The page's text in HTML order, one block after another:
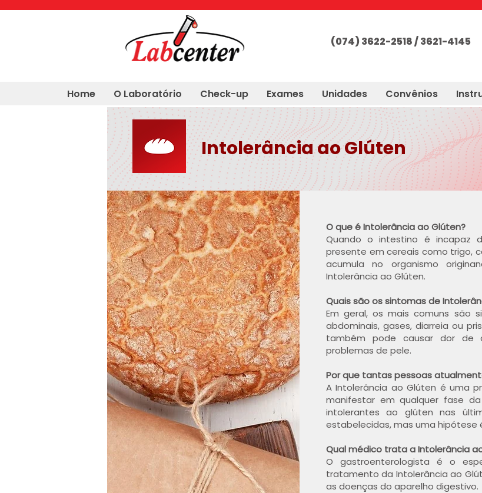
(074) 3622-2518 / 3621-4145
Home O Laboratório Check-up Exames Unidades Convênios
Intolerância ao Glúten
O que é Intolerância ao Glúten?
Quando o intestino é incapaz
presente em cereais como trigo,
acumula no organismo
Intolerância ao Glúten.
Quais são os sintomas de
Em geral, os mais comuns são
abdominais, gases, diarreia ou
também pode causar dor de
problemas de pele.
Por que tantas pessoas
A Intolerância ao Glúten é uma
manifestar em qualquer fase
intolerantes ao glúten nas
estabelecidas, mas uma hipótese
Qual médico trata a Intolerância
O gastroenterologista é o
tratamento da Intolerância ao
as doenças do aparelho digestivo.